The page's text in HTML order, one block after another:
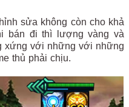
sửa không còn cho khả
bán đi thì lượng vàng và
xứng với những với những
thủ phải chịu.